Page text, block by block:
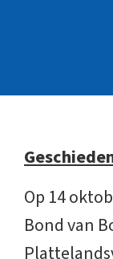
Op 14
Bond van